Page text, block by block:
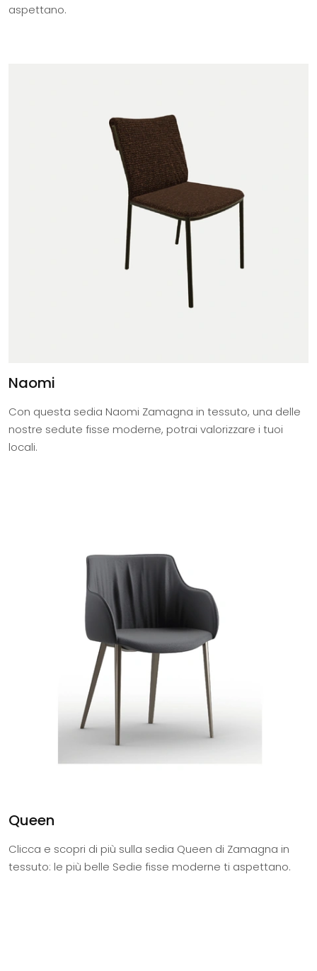
aspettano.
Naomi
Con questa sedia Naomi Zamagna in tessuto, una delle
nostre sedute fisse moderne, potrai valorizzare i tuoi
locali.
Queen
Clicca e scopri di più sulla sedia Queen di Zamagna in
tessuto: le più belle Sedie fisse moderne ti aspettano.